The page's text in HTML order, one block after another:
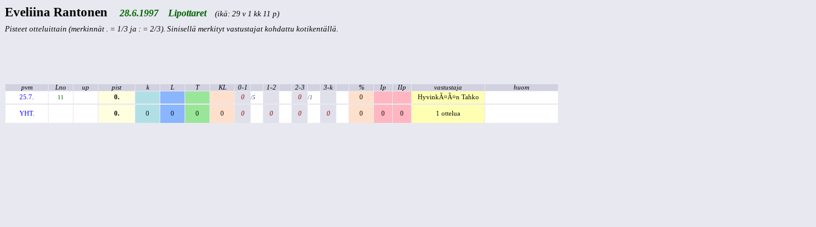
Eveliina Rantonen28.6.1997 Lipottaret
(ikä: 29 v 1 kk 11 p)
Pisteet otteluittain (merkinnät . = 1/3 ja : = 2/3). Sinisellä merkityt vastustajat kohdattu kotikentällä.
pvm Lno up pist k L T KL 0-1 1-2 2-3 3-k % Ip IIp vastustaja
huom
25.7.
11 0. 0 /5 0 /1 0 HyvinkÃ¤Ã¤n Tahko
YHT. 0. 0 0 0 0 0 0 0 0 0 0 0 1 ottelua